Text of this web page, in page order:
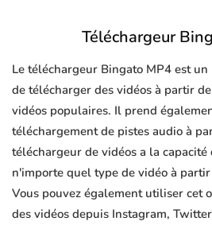
Téléchargeur
Le téléchargeur Bingato MP4 est
de télécharger des vidéos à partir
vidéos populaires. Il prend
téléchargement de pistes audio à
téléchargeur de vidéos a la
n'importe quel type de vidéo à
Vous pouvez également utiliser cet
des vidéos depuis Instagram,